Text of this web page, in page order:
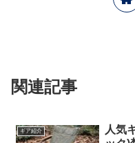
関連記事
ギア紹介
人気